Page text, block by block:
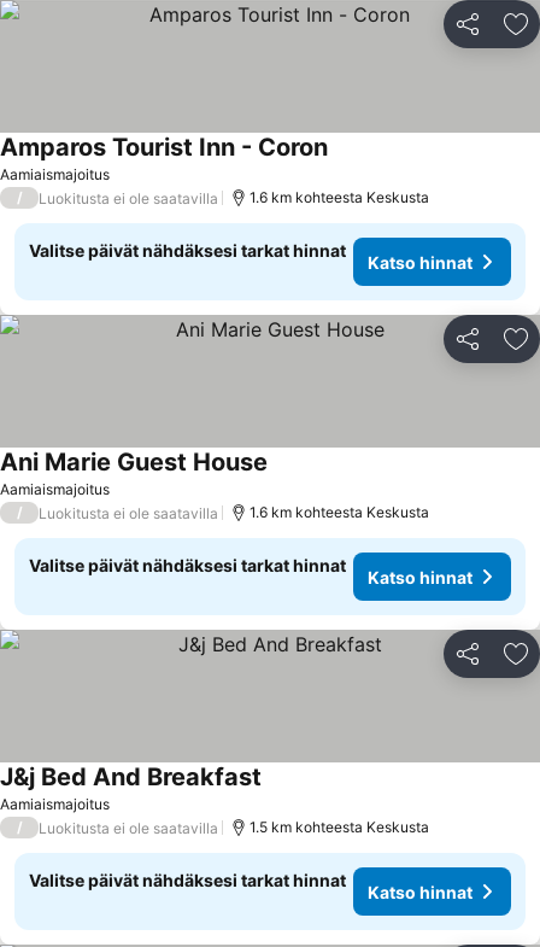
Jaa
Aamiaismajoitus
Amparos Tourist Inn - CoronKatso hinnat
/ Luokitusta ei ole saatavilla 1.6 km kohteesta Keskusta
Valitse päivät nähdäksesi tarkat hinnat
Katso hinnat
Jaa
Aamiaismajoitus
Ani Marie Guest House
/ Luokitusta ei ole saatavilla 1.6 km kohteesta Keskusta
Valitse päivät nähdäksesi tarkat hinnat
Katso hinnat
Jaa
Aamiaismajoitus
J&j Bed And Breakfast
/ Luokitusta ei ole saatavilla 1.5 km kohteesta Keskusta
Valitse päivät nähdäksesi tarkat hinnat
Katso hinnat